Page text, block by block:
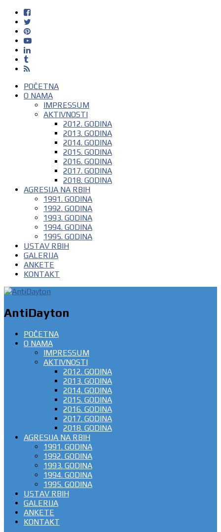
POČETNA
O NAMA
IMPRESSUM
AKTIVNOSTI
2012. GODINA
2013. GODINA
2014. GODINA
2015. GODINA
2016. GODINA
2017. GODINA
2018. GODINA
AGRESIJA NA RBIH
1991. GODINA
1992. GODINA
1993. GODINA
1994. GODINA
1995. GODINA
USTAV RBIH
GALERIJA
ANKETE
KONTAKT
AntiDayton
POČETNA
O NAMA
IMPRESSUM
AKTIVNOSTI
2012. GODINA
2013. GODINA
2014. GODINA
2015. GODINA
2016. GODINA
2017. GODINA
2018. GODINA
AGRESIJA NA RBIH
1991. GODINA
1992. GODINA
1993. GODINA
1994. GODINA
1995. GODINA
USTAV RBIH
GALERIJA
ANKETE
KONTAKT